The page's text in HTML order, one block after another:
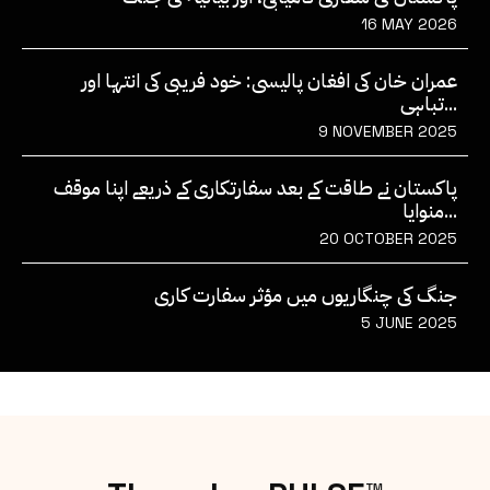
16 MAY 2026
عمران خان کی افغان پالیسی: خود فریبی کی انتہا اور
تباہی...
9 NOVEMBER 2025
پاکستان نے طاقت کے بعد سفارتکاری کے ذریعے اپنا موقف
منوایا...
20 OCTOBER 2025
جنگ کی چنگاریوں میں مؤثر سفارت کاری
5 JUNE 2025